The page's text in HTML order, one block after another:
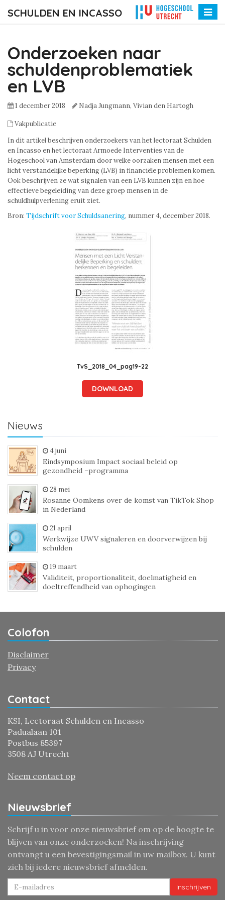
SCHULDEN EN INCASSO
Toggle
Onderzoeken naar
schuldenproblematiek
en LVB
1 december 2018 Nadja Jungmann, Vivian den Hartogh
Vakpublicatie
In dit artikel beschrijven onderzoekers van het lectoraat Schulden
en Incasso en het lectoraat Armoede Interventies van de
Hogeschool van Amsterdam door welke oorzaken mensen met een
licht verstandelijke beperking (LVB) in financiële problemen komen.
Ook beschrijven ze wat signalen van een LVB kunnen zijn en hoe
effectieve begeleiding van deze groep mensen in de
schuldhulpverlening eruit ziet.
Bron: Tijdschrift voor Schuldsanering, nummer 4, december 2018.
TvS_2018_04_pag19-22
DOWNLOAD
Nieuws
4 juni
Eindsymposium Impact sociaal beleid op
gezondheid –programma
28 mei
Rosanne Oomkens over de komst van TikTok Shop
in Nederland
21 april
Werkwijze UWV signaleren en doorverwijzen bij
schulden
19 maart
Validiteit, proportionaliteit, doelmatigheid en
doeltreffendheid van ophogingen
Colofon
Disclaimer
Privacy
Contact
KSI, Lectoraat Schulden en Incasso
Padualaan 101
Postbus 85397
3508 AJ Utrecht
Neem contact op
Nieuwsbrief
Schrijf u in voor onze nieuwsbrief om op de hoogte te
blijven van onze onderzoeken! Na inschrijving
ontvangt u een bevestigingsmail in uw mailbox. U kunt
zich bij iedere nieuwsbrief afmelden.
Inschrijven